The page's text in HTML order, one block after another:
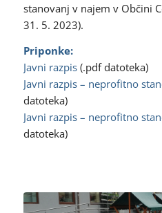
stanovanj v najem v Občini
31. 5. 2023).
Priponke:
Javni razpis(.pdf datoteka)
Javni razpis – neprofitno
datoteka)
Javni razpis – neprofitno
datoteka)